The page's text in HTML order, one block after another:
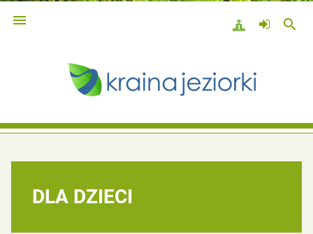
 search
DLA DZIECI